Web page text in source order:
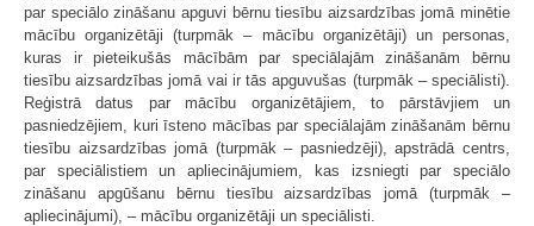
par speciālo zināšanu apguvi bērnu tiesību aizsardzības jomā minētie
mācību organizētāji (turpmāk – mācību organizētāji) un personas,
kuras ir pieteikušās mācībām par speciālajām zināšanām bērnu
tiesību aizsardzības jomā vai ir tās apguvušas (turpmāk – speciālisti).
Reģistrā datus par mācību organizētājiem, to pārstāvjiem un
pasniedzējiem, kuri īsteno mācības par speciālajām zināšanām bērnu
tiesību aizsardzības jomā (turpmāk – pasniedzēji), apstrādā centrs,
par speciālistiem un apliecinājumiem, kas izsniegti par speciālo
zināšanu apgūšanu bērnu tiesību aizsardzības jomā (turpmāk –
apliecinājumi), – mācību organizētāji un speciālisti.